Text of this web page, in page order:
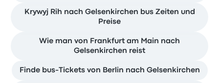
Krywyj Rih nach Gelsenkirchen bus Zeiten und
Preise
Wie man von Frankfurt am Main nach
Gelsenkirchen reist
Finde bus-Tickets von Berlin nach Gelsenkirchen